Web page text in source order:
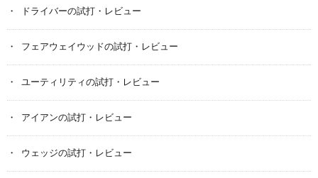
ドライバーの試打・レビュー
フェアウェイウッドの試打・レビュー
ユーティリティの試打・レビュー
アイアンの試打・レビュー
ウェッジの試打・レビュー